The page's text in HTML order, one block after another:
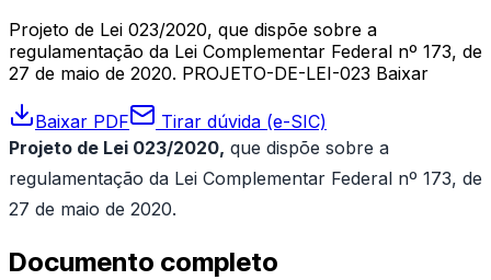
Projeto de Lei 023/2020, que dispõe sobre a
regulamentação da Lei Complementar Federal nº 173, de
27 de maio de 2020. PROJETO-DE-LEI-023 Baixar
Baixar PDF
Tirar dúvida (e-SIC)
Projeto de Lei 023/2020, que dispõe sobre a
regulamentação da Lei Complementar Federal nº 173, de
27 de maio de 2020.
Documento completo